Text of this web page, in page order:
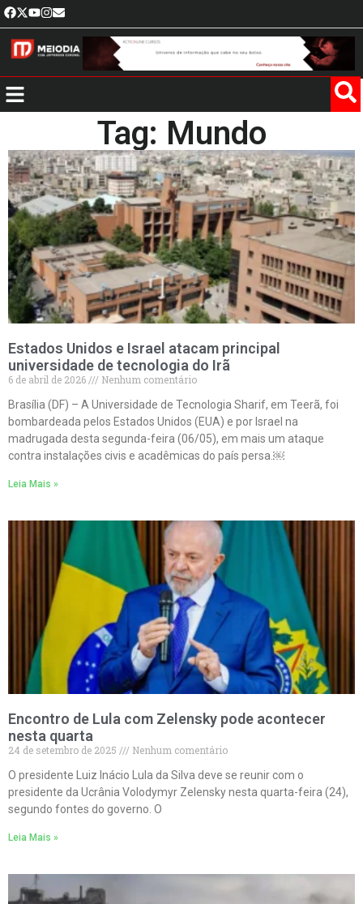
Tag: Mundo
Estados Unidos e Israel atacam principal
universidade de tecnologia do Irã
6 de abril de 2026
Nenhum comentário
Brasília (DF) – A Universidade de Tecnologia Sharif, em Teerã, foi
bombardeada pelos Estados Unidos (EUA) e por Israel na
madrugada desta segunda-feira (06/05), em mais um ataque
contra instalações civis e acadêmicas do país persa.￼
Leia Mais »
Encontro de Lula com Zelensky pode acontecer
nesta quarta
24 de setembro de 2025
Nenhum comentário
O presidente Luiz Inácio Lula da Silva deve se reunir com o
presidente da Ucrânia Volodymyr Zelensky nesta quarta-feira (24),
segundo fontes do governo. O
Leia Mais »